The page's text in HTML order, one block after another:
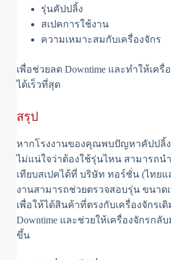
รุ่นคัปปลิ้ง
สเปคการใช้งาน
ความเหมาะสมกับเครื่องจักร
เพื่อช่วยลด Downtime และทำให้เค
ได้เร็วที่สุด
สรุป
หากโรงงานของคุณพบปัญหาคัปปลิ้
ไม่แน่ใจว่าต้องใช้รุ่นไหน สามารถน
เทียบสเปคได้ที่ บริษัท ทอร์ชั่น (ไทย
งานสามารถช่วยตรวจสอบรุ่น ขนาด
เพื่อให้ได้สินค้าที่ตรงกับเครื่องจักร
Downtime และช่วยให้เครื่องจักรกลั
ขึ้น